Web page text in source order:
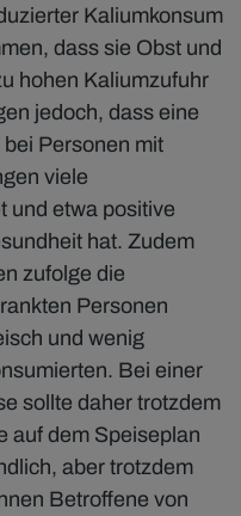
Kaliumkonsum
dass sie Obst und
hohen Kaliumzufuhr
jedoch, dass eine
Personen mit
viele
und etwa positive
hat. Zudem
zufolge die
Personen
und wenig
Bei einer
sollte daher trotzdem
auf dem Speiseplan
aber trotzdem
Betroffene von